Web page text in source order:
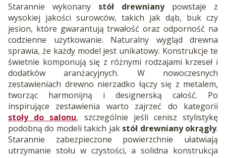
Starannie wykonany stół drewnianypowstaje z
wysokiej jakości surowców, takich jak dąb, buk czy
jesion, które gwarantują trwałość oraz odporność na
codzienne użytkowanie. Naturalny wygląd drewna
sprawia, że każdy model jest unikatowy. Konstrukcje te
świetnie komponują się z różnymi rodzajami krzeseł i
dodatków aranżacyjnych. W nowoczesnych
zestawieniach drewno nierzadko łączy się z metalem,
tworząc harmonijną i designerską całość. Po
inspirujące zestawienia warto zajrzeć do kategorii
stoły do salonu, szczególnie jeśli cenisz stylistykę
podobną do modeli takich jak stół drewniany okrągły.
Starannie zabezpieczone powierzchnie ułatwiają
utrzymanie stołu w czystości, a solidna konstrukcja